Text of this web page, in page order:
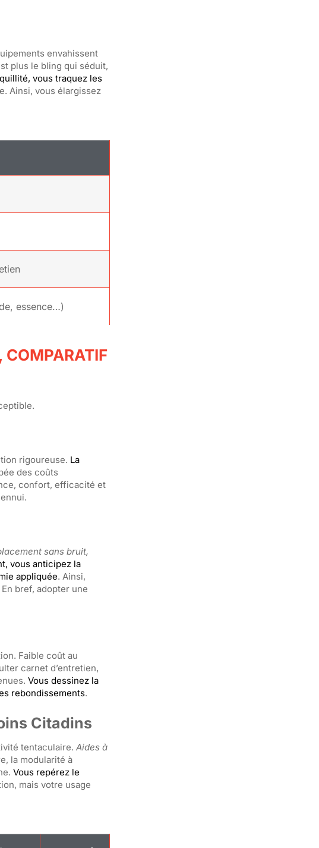
envahissent
plus le bling qui séduit,
vous traquez les
Ainsi, vous élargissez
essence…)
COMPARATIF
rigoureuse. La
des coûts
confort, efficacité et
sans bruit,
vous anticipez la
appliquée. Ainsi,
bref, adopter une
Faible coût au
carnet d’entretien,
Vous dessinez la
rebondissements.
Citadins
tentaculaire. Aides à
la modularité à
Vous repérez le
mais votre usage